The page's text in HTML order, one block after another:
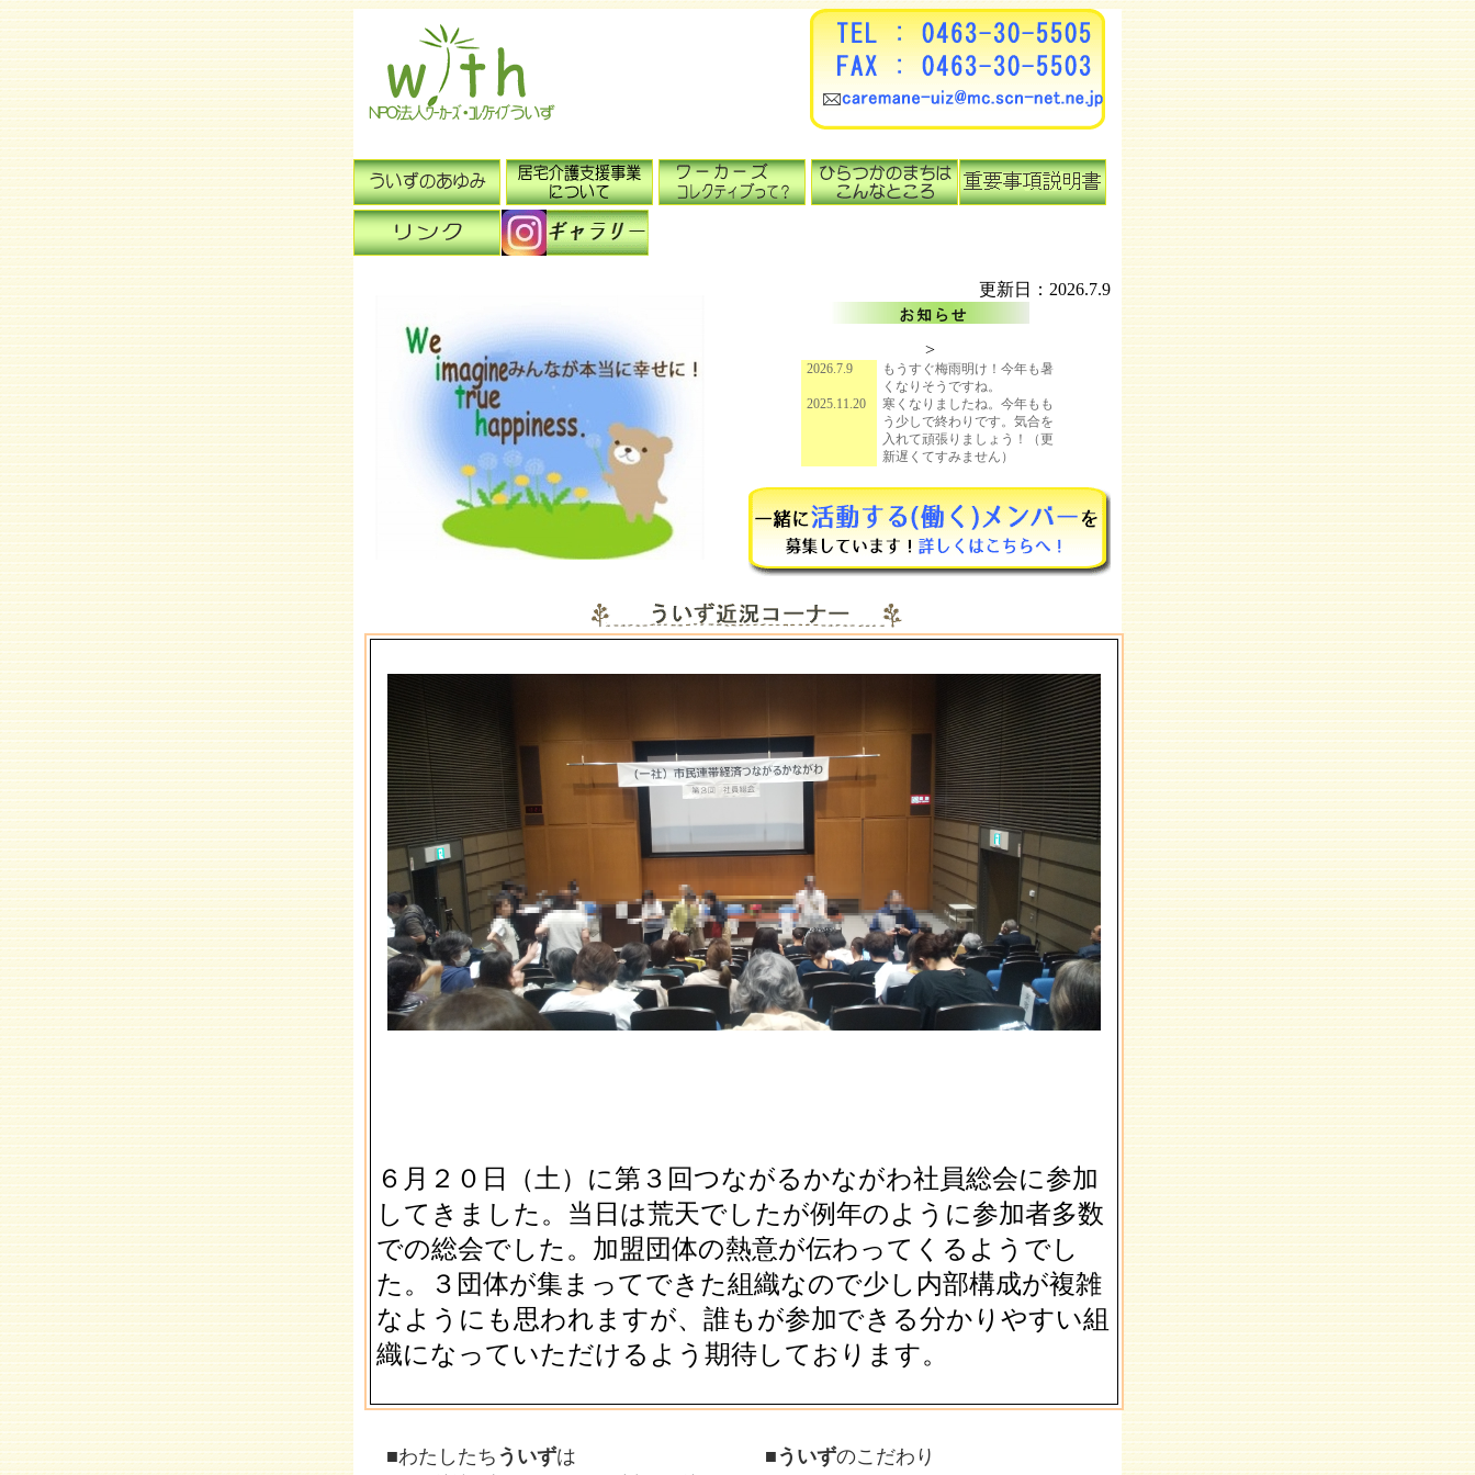
更新日：2026.7.9
>
2026.7.9
もうすぐ梅雨明け！今年も暑
くなりそうですね。
2025.11.20
寒くなりましたね。今年もも
う少しで終わりです。気合を
入れて頑張りましょう！（更
新遅くてすみません）
ていますね。こういう時期は
体調を崩しやすいのでどうか
ご自愛ください。
2025.1.16
新年あけましておめでとうご
願いいたします。
配を感じるようになってきま
した。季節の変わり目は体調
例年より早く暑い日が続いて
います。身近でも脱水症にな
られる方が増えています。月
並みなことですが水分を小ま
めに取ってお過ごしくださ
暑かったり、寒かったりはっ
きりとしない天気が続きま
す。体調管理には充分お気を
付けください。
2024.1.23
本年も宜しくお願い致しま
す。今年は大変な幕開けとな
りましたが、震災に逢われた
方が一刻も早く日常を取り戻
せるようお祈りしています。
2023.11.27
大分更新が空いてしまいまし
た。すみません。
2023.8.31
記録的な暑さが続きました。
皆さまの体調はいかがでしょ
うか。もう少しの辛抱です。
いたるところで日常の生活が
戻って来てますね。皆さまは
いかがお過ごしでしょうか？
2023.3.9
ようやく春めいてきました。
これまでコロナ禍で外出もま
まならなかったですが今年は
活動的な日が来るといいです
ね。
2023.1.14
新年明けましておめでとうご
ざいます。今年も宜しくお願
いします。
2022.12.18
今年も残すところあと少しと
常の暮しが少しでも戻ってく
した。日本もドイツに初勝利
６月２０日（土）に第３回つながるかながわ社員総会に参加
してきました。当日は荒天でしたが例年のように参加者多数
での総会でした。加盟団体の熱意が伝わってくるようでし
た。３団体が集まってできた組織なので少し内部構成が複雑
なようにも思われますが、誰もが参加できる分かりやすい組
織になっていただけるよう期待しております。
■わたしたち ういずは ■ ういずのこだわり